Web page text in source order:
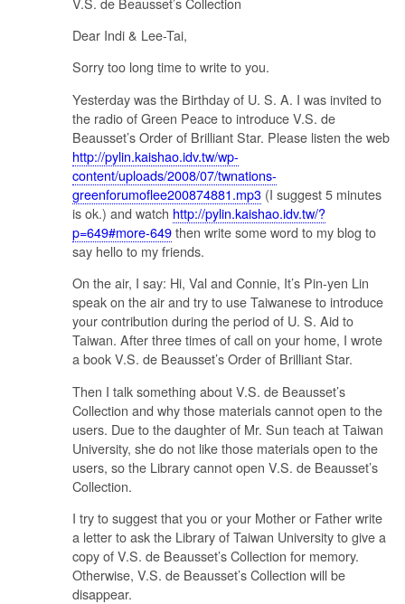
Dear Indi & Lee-Tai,
Sorry too long time to write to you.
Yesterday was the Birthday of U. S. A. I was invited to
the radio of Green Peace to introduce V.S. de
Beausset’s Order of Brilliant Star. Please listen the web
http://pylin.kaishao.idv.tw/wp-
content/uploads/2008/07/twnations-
greenforumoflee200874881.mp3 (I suggest 5 minutes
is ok.) and watch http://pylin.kaishao.idv.tw/?
p=649#more-649then write some word to my blog to
say hello to my friends.
On the air, I say: Hi, Val and Connie, It’s Pin-yen Lin
speak on the air and try to use Taiwanese to introduce
your contribution during the period of U. S. Aid to
Taiwan. After three times of call on your home, I wrote
a book V.S. de Beausset’s Order of Brilliant Star.
Then I talk something about V.S. de Beausset’s
Collection and why those materials cannot open to the
users. Due to the daughter of Mr. Sun teach at Taiwan
University, she do not like those materials open to the
users, so the Library cannot open V.S. de Beausset’s
Collection.
I try to suggest that you or your Mother or Father write
a letter to ask the Library of Taiwan University to give a
copy of V.S. de Beausset’s Collection for memory.
Otherwise, V.S. de Beausset’s Collection will be
disappear.